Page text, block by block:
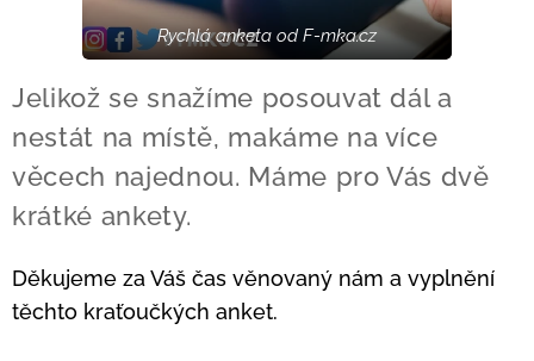
Rychlá anketa od F-mka.cz
Jelikož se snažíme posouvat dál a
nestát na místě, makáme na více
věcech najednou. Máme pro Vás dvě
krátké ankety.
Děkujeme za Váš čas věnovaný nám a vyplnění
těchto kraťoučkých anket.